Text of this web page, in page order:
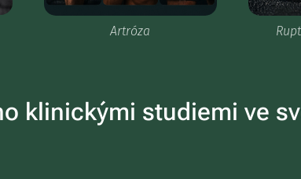
Artróza
klinickými studiemi ve